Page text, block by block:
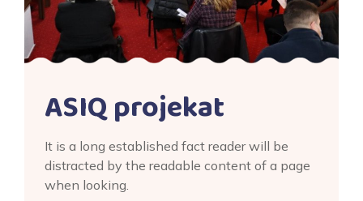
ASIQ projekat
It is a long established fact reader will be
distracted by the readable content of a page
when looking.